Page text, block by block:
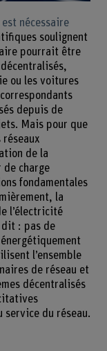
nécessaire
soulignent
pourrait être
ou les voitures
depuis de
Mais pour que
réseaux
de la
de charge
fondamentales
la
l’électricité
: pas de
l’ensemble
de réseau et
décentralisés
service du réseau.